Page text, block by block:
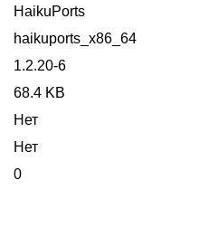
HaikuPorts
haikuports_x86_64
1.2.20-6
68.4 KB
Нет
Нет
0